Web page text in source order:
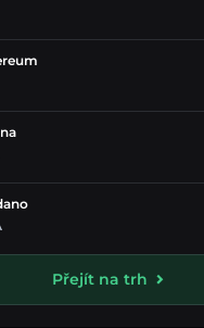
Přejít na trh